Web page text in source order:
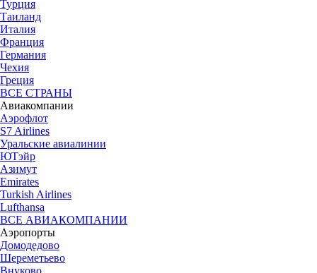
Турция
Таиланд
Италия
Франция
Германия
Чехия
Греция
ВСЕ СТРАНЫ
Авиакомпании
Аэрофлот
S7 Airlines
Уральские авиалинии
ЮТэйр
Азимут
Emirates
Turkish Airlines
Lufthansa
ВСЕ АВИАКОМПАНИИ
Аэропорты
Домодедово
Шереметьево
Внуково